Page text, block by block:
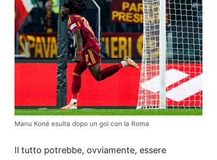
Manu Koné esulta dopo un gol con la Roma
Il tutto potrebbe, ovviamente, essere